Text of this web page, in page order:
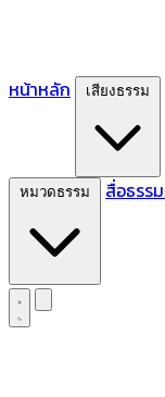
หน้าหลัก
สื่อธรรม